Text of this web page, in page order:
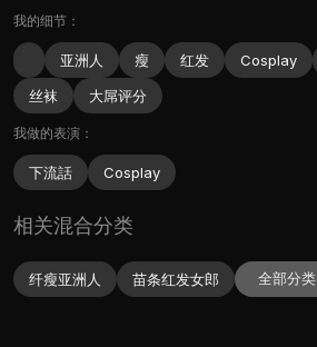
我的细节：
亚洲人 瘦 红发 Cosplay
丝袜
大屌评分
我做的表演：
下流話 Cosplay
相关混合分类
纤瘦亚洲人 苗条红发女郎 全部分类